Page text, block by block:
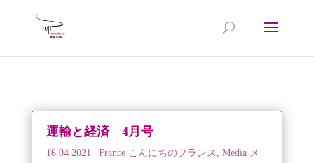
運輸と経済 4月号
16 04 2021 France こんにちのフランス , Media メ